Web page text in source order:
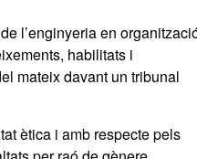
l’enginyeria en
habilitats i
mateix davant un tribunal
ètica i amb respecte pels